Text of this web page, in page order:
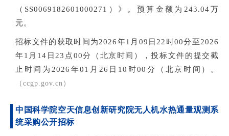
（SS0069182601000271）》 。预算金额为243.04万
元。
招标文件的获取时间为2026年1月09日22时00分至2026
年1月14日23点00分（北京时间），投标文件的提交截
止时间为2026年01月26日10时00分（北京时间 ）。
（ccgp.gov.cn）
中国科学院空天信息创新研究院无人机水热通量观测系
统采购公开招标